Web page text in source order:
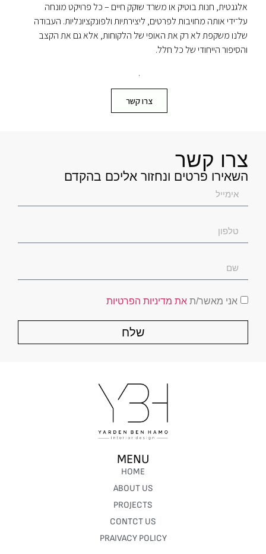
אלגנטית, חנות בוטיק או משרד שוקק חיים – כל פרויקט מונחה
על־ידי אותה מחויבות לפרטים, ליצירתיות ולפונקציונליות. העבודה
שלנו משקפת לא רק את האופי של הלקוחות, אלא גם את הקצב
והסיפור הייחודי של כל חלל.
.
צרו קשר
צרו קשר
השאירו פרטים ונחזור אליכם בהקדם
אני מאשר/ת את מדיניות הפרטיות
שלח
MENU
HOME
ABOUT US
PROJECTS
CONTCT US
PRAIVACY POLICY